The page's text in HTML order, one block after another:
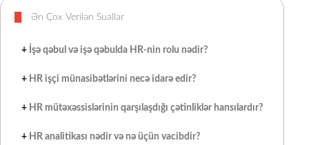
Ən Çox Verilən Suallar
+ İşə qəbul və işə qəbulda HR-nin rolu nədir?
+ HR işçi münasibətlərini necə idarə edir?
+ HR mütəxəssislərinin qarşılaşdığı çətinliklər hansılardır?
+ HR analitikası nədir və nə üçün vacibdir?